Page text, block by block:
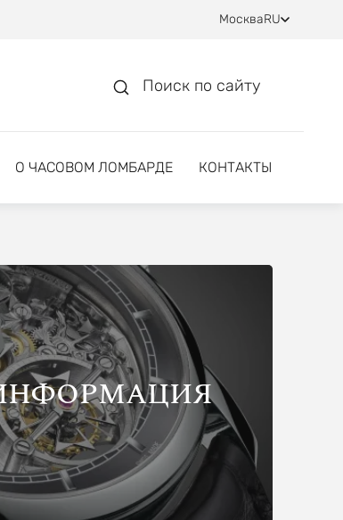
МоскваRU
Поиск по сайту
О ЧАСОВОМ ЛОМБАРДЕ КОНТАКТЫ